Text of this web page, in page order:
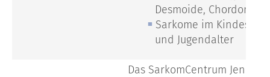
Desmoide, Chordome
Sarkome im Kindes-
und Jugendalter
Das SarkomCentrum Jena ist